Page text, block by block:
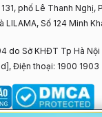
phố Lê Thanh Nghị,
LILAMA, Số 124 Minh
do Sở KHĐT Tp Hà
, Điện thoại: 1900 1903